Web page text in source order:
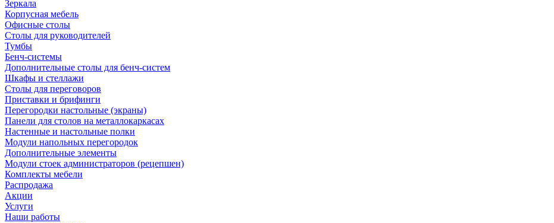
Зеркала
Корпусная мебель
Офисные столы
Столы для руководителей
Тумбы
Бенч-системы
Дополнительные столы для бенч-систем
Шкафы и стеллажи
Столы для переговоров
Приставки и брифинги
Перегородки настольные (экраны)
Панели для столов на металлокаркасах
Настенные и настольные полки
Модули напольных перегородок
Дополнительные элементы
Модули стоек администраторов (рецепшен)
Комплекты мебели
Распродажа
Акции
Услуги
Наши работы